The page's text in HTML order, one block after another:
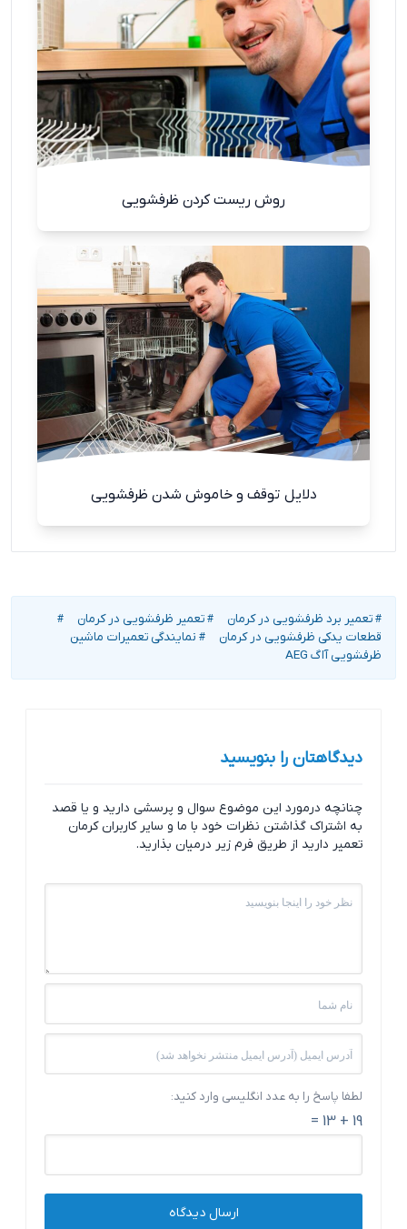
روش ریست کردن ظرفشویی
دلایل توقف و خاموش شدن ظرفشویی
#تعمیر برد ظرفشویی در کرمان #تعمیر ظرفشویی در کرمان #
قطعات یدکی ظرفشویی در کرمان # نمایندگی تعمیرات ماشین
ظرفشویی آاگ AEG
دیدگاهتان را بنویسید
چنانچه درمورد این موضوع سوال و پرسشی دارید و یا قصد
به اشتراک گذاشتن نظرات خود با ما و سایر کاربران کرمان
تعمیر دارید از طریق فرم زیر درمیان بذارید.
لطفا پاسخ را به عدد انگلیسی وارد کنید:
19 + 13 =